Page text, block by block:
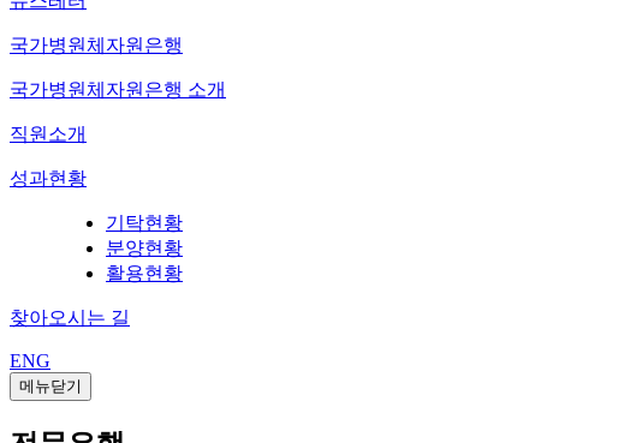
국가병원체자원은행
국가병원체자원은행 소개
직원소개
성과현황
기탁현황
분양현황
활용현황
찾아오시는 길
ENG
메뉴닫기